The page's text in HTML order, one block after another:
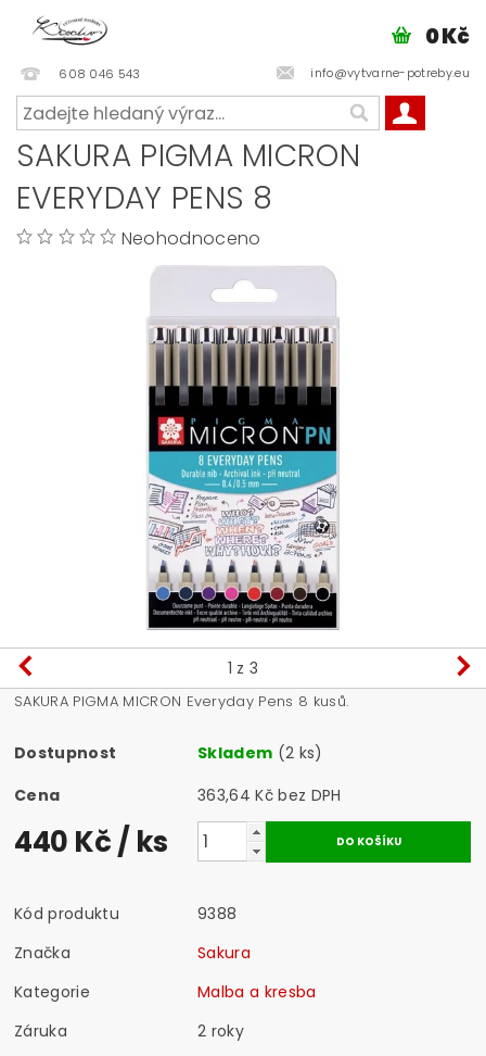
608 046 543 info@vytvarne-potreby.eu
0 Kč
SAKURA PIGMA MICRON
EVERYDAY PENS 8
Neohodnoceno
1 z 3
SAKURA PIGMA MICRON Everyday Pens 8 kusů.
Dostupnost Skladem (2 ks)
Cena
363,64 Kč bez DPH
440 Kč/ ks
Kód produktu
9388
Značka
Sakura
Kategorie
Malba a kresba
Záruka
2 roky